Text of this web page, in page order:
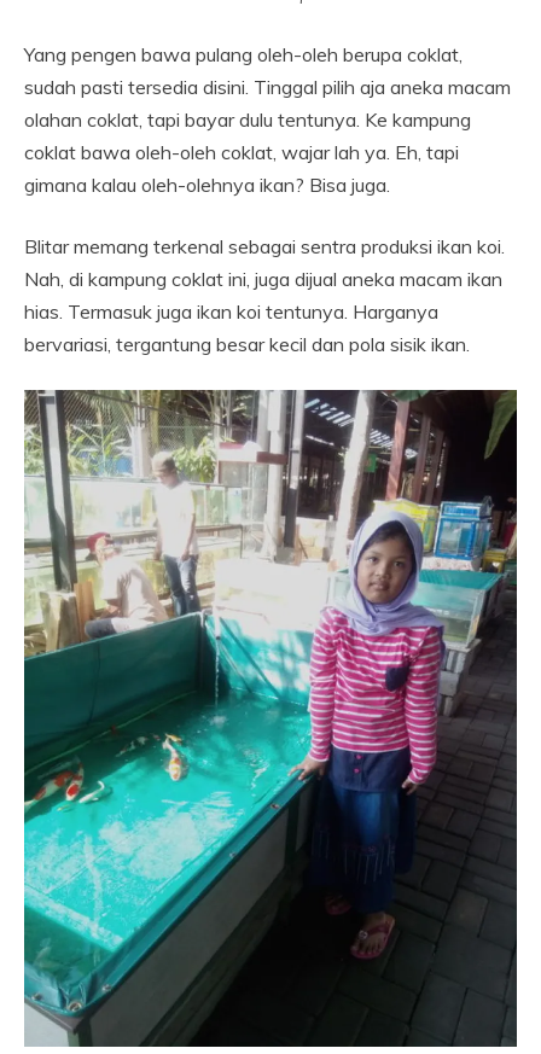
Yang pengen bawa pulang oleh-oleh berupa coklat,
sudah pasti tersedia disini. Tinggal pilih aja aneka macam
olahan coklat, tapi bayar dulu tentunya. Ke kampung
coklat bawa oleh-oleh coklat, wajar lah ya. Eh, tapi
gimana kalau oleh-olehnya ikan? Bisa juga.
Blitar memang terkenal sebagai sentra produksi ikan koi.
Nah, di kampung coklat ini, juga dijual aneka macam ikan
hias. Termasuk juga ikan koi tentunya. Harganya
bervariasi, tergantung besar kecil dan pola sisik ikan.